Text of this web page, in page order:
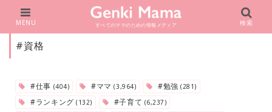
すべてのママのための情報メディア
MENU 検索
#資格
#仕事 (404) #ママ(3,964) #勉強(281)
#ランキング(132) #子育て (6,237)